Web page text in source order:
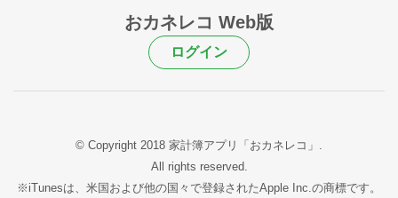
おカネレコ Web版
ログイン
© Copyright 2018 家計簿アプリ「おカネレコ」.
All rights reserved.
※iTunesは、米国および他の国々で登録されたApple Inc.の商標です。